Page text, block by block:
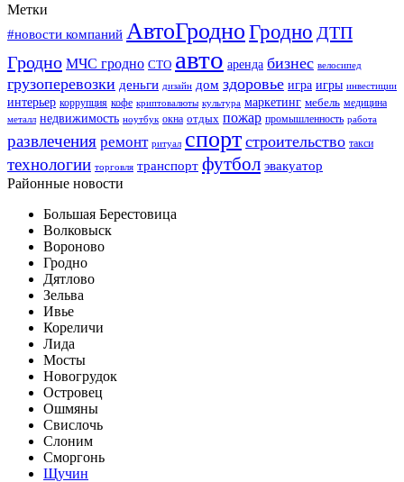
Метки
#новости компаний АвтоГродноГродно ДТП
Гродно МЧС гродно СТО авто аренда бизнес велосипед
грузоперевозки деньги дизайн дом здоровье игра игры инвестиции
интерьер коррупция кофе криптовалюты культура маркетинг мебель медицина
металл недвижимость ноутбук окна отдых пожар промышленность работа
развлечения ремонт ритуал спорт строительство такси
технологии торговля транспорт футбол эвакуатор
Районные новости
Большая Берестовица
Волковыск
Вороново
Гродно
Дятлово
Зельва
Ивье
Кореличи
Лида
Мосты
Новогрудок
Островец
Ошмяны
Свислочь
Слоним
Сморгонь
Щучин